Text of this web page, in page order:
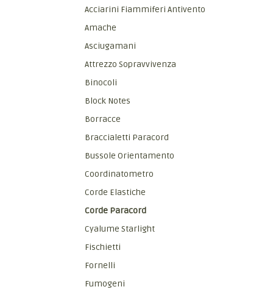
Acciarini Fiammiferi Antivento
Amache
Asciugamani
Attrezzo Sopravvivenza
Binocoli
Block Notes
Borracce
Braccialetti Paracord
Bussole Orientamento
Coordinatometro
Corde Elastiche
Corde Paracord
Cyalume Starlight
Fischietti
Fornelli
Fumogeni